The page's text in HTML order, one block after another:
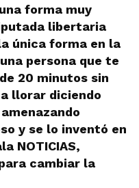
forma muy
libertaria
única forma en la
persona que te
20 minutos sin
llorar diciendo
y se lo inventó en
NOTICIAS,
cambiar la